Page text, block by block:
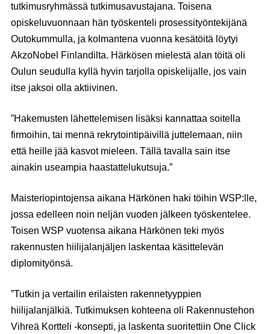
tutkimusryhmässä tutkimusavustajana. Toisena
opiskeluvuonnaan hän työskenteli prosessityöntekijänä
Outokummulla, ja kolmantena vuonna kesätöitä löytyi
AkzoNobel Finlandilta. Härkösen mielestä alan töitä oli
Oulun seudulla kyllä hyvin tarjolla opiskelijalle, jos vain
itse jaksoi olla aktiivinen.
”Hakemusten lähettelemisen lisäksi kannattaa soitella
firmoihin, tai mennä rekrytointipäivillä juttelemaan, niin
että heille jää kasvot mieleen. Tällä tavalla sain itse
ainakin useampia haastattelukutsuja.”
Maisteriopintojensa aikana Härkönen haki töihin WSP:lle,
jossa edelleen noin neljän vuoden jälkeen työskentelee.
Toisen WSP vuotensa aikana Härkönen teki myös
rakennusten hiilijalanjäljen laskentaa käsittelevän
diplomityönsä.
”Tutkin ja vertailin erilaisten rakennetyyppien
hiilijalanjälkiä. Tutkimuksen kohteena oli Rakennustehon
Vihreä Kortteli -konsepti, ja laskenta suoritettiin One Click